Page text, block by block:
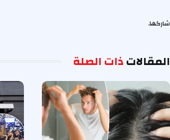
شاركها.
المقالاتذات الصلة